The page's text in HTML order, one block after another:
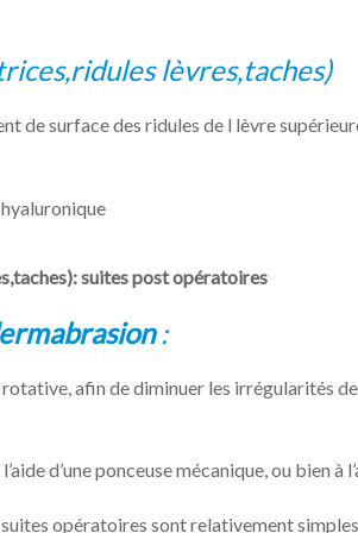
lèvres,taches)
de surface des ridules de l lèvre
suites post opératoires
:
afin de diminuer les irrégularités
d’une ponceuse mécanique, ou bien à
suites opératoires sont relativement